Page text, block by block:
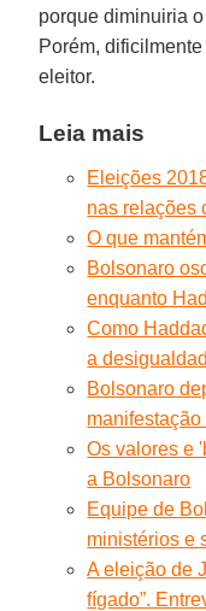
porque diminuiria
Porém,
eleitor.
Leia mais
Eleições
nas relações
O que
Bolsonaro
enquanto
Como
a
Bolsonaro
Os valores e
a Bolsonaro
Equipe de
ministérios e
A eleição de
fígado”.